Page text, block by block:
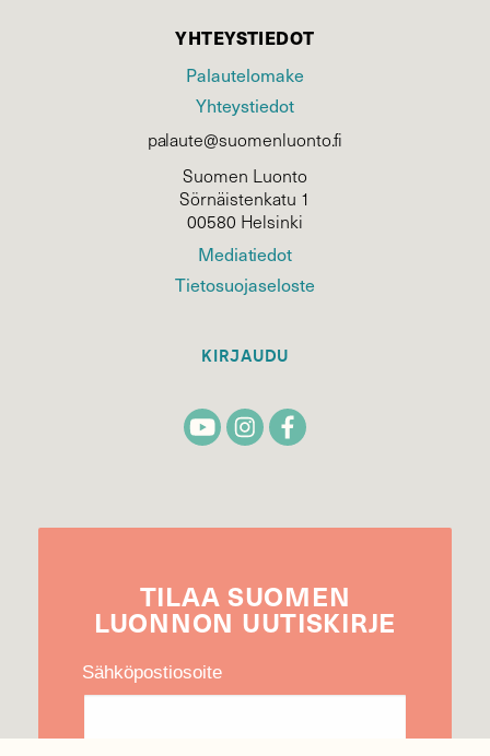
YHTEYSTIEDOT
Palautelomake
Yhteystiedot
palaute@suomenluonto.fi
Suomen Luonto
Sörnäistenkatu 1
00580 Helsinki
Mediatiedot
Tietosuojaseloste
KIRJAUDU
TILAA SUOMEN
LUONNON UUTIS­KIRJE
Sähköpostiosoite